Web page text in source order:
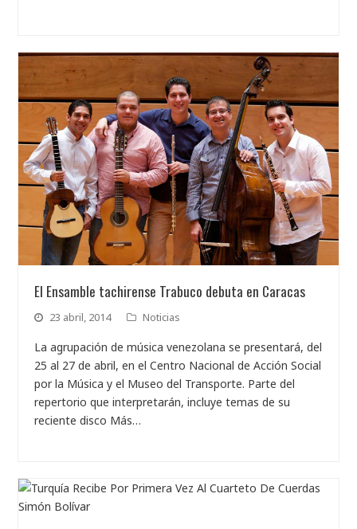
El Ensamble tachirense Trabuco debuta en Caracas
23 abril, 2014 Noticias
La agrupación de música venezolana se presentará, del
25 al 27 de abril, en el Centro Nacional de Acción Social
por la Música y el Museo del Transporte. Parte del
repertorio que interpretarán, incluye temas de su
reciente disco Más…